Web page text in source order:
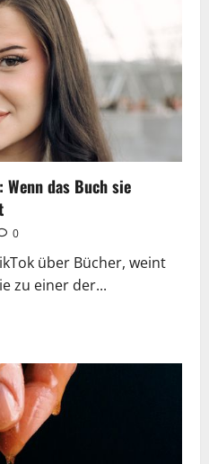
Wenn das Buch sie
0
über Bücher, weint
zu einer der...